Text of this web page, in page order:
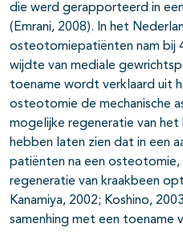
die werd gerapporteerd in
(Emrani, 2008). In het
osteotomiepatiënten nam bij
wijdte van mediale
toename wordt verklaard uit
osteotomie de mechanische
mogelijke regeneratie van het
hebben laten zien dat in een
patiënten na een osteotomie,
regeneratie van kraakbeen
Kanamiya, 2002; Koshino,
samenhing met een toename